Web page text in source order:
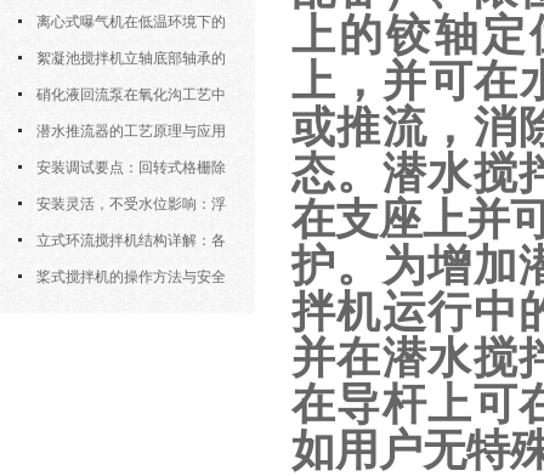
明 离心式曝气机在低温环境下的
运行特性与防冻措施
絮凝池搅拌机立轴底部轴承的
密封防水与免维护设计
硝化液回流泵在氧化沟工艺中
的布置位置对回流效果的影响
潜水推流器的工艺原理与应用
逻辑安装调试要点：回转式格栅除
污机的土建配合要求与水平度校准
安装灵活，不受水位影响：浮
筒式曝气机的结构优势与适用场景
立式环流搅拌机结构详解：各
部件的功能与协同
桨式搅拌机的操作方法与安全
上的铰轴定
上，并可在
或推流，消
态。潜水搅
在支座上并
护。为增加
拌机运行中
并在潜水搅
在导杆上可
如用户无特